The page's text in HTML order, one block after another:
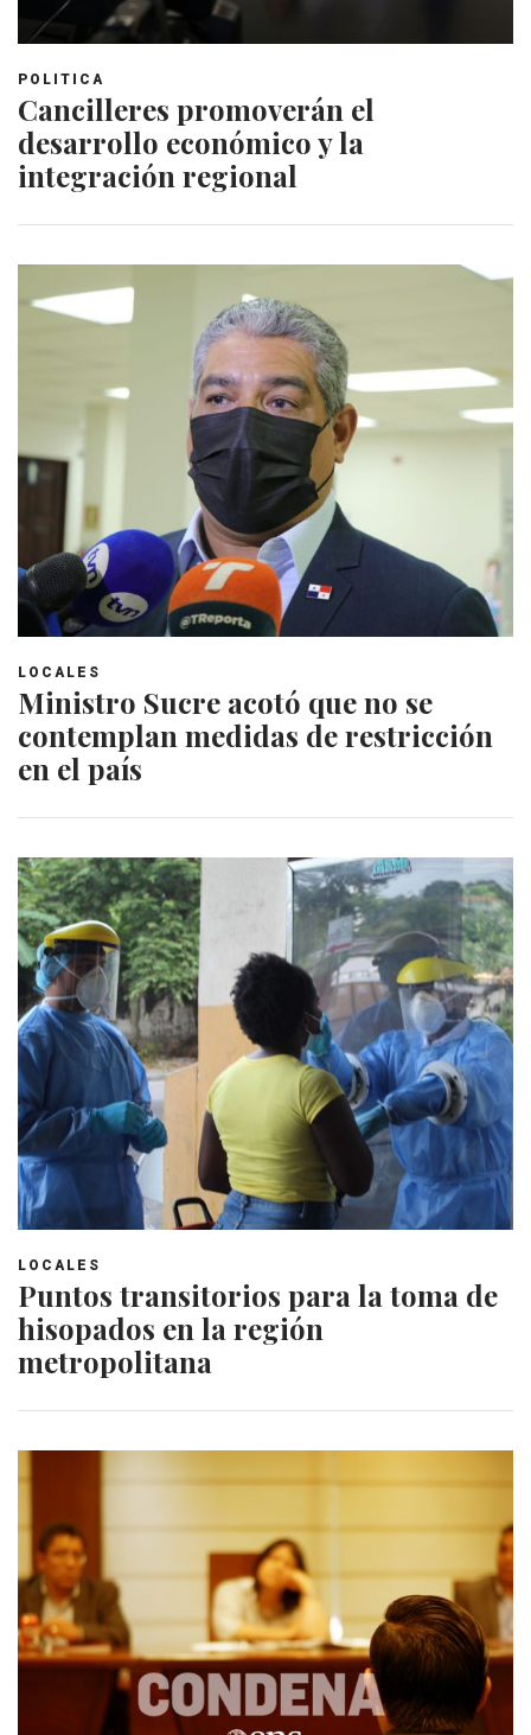
POLITICA
Cancilleres promoverán el
desarrollo económico y la
integración regional
LOCALES
Ministro Sucre acotó que no se
contemplan medidas de restricción
en el país
LOCALES
Puntos transitorios para la toma de
hisopados en la región
metropolitana